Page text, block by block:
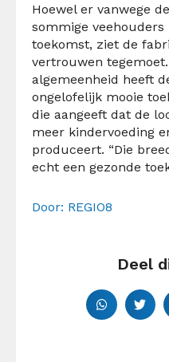
Hoewel er vanwege
sommige
toekomst, ziet de
vertrouwen
algemeenheid heeft
ongelofelijk mooie
die aangeeft dat de
meer kindervoeding
produceert. “Die
echt een gezonde
Door: REGIO8
Deel